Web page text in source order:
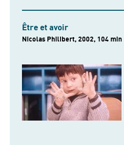
Être et avoir
Nicolas Philibert, 2002, 104 min